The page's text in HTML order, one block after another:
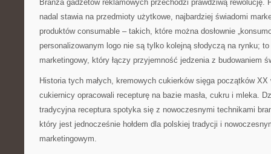
Branża gadżetów reklamowych przechodzi prawdziwą
nadal stawia na przedmioty użytkowe, najbardziej świadomi
produktów consumable – takich, które można dosłownie
personalizowanym logo nie są tylko kolejną słodyczą na rynku;
marketingowy, który łączy przyjemność jedzenia z budowaniem
Historia tych małych, kremowych cukierków sięga początków
cukiernicy opracowali recepturę na bazie masła, cukru i mleka.
tradycyjna receptura spotyka się z nowoczesnymi technikami
który jest jednocześnie hołdem dla polskiej tradycji i
marketingowym.